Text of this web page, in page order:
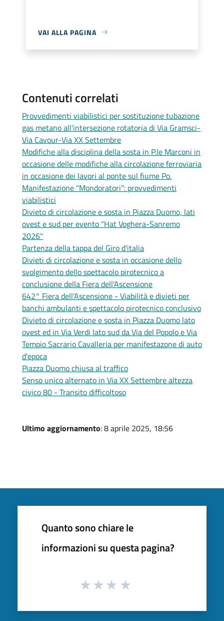
VAI ALLA PAGINA
Contenuti correlati
Provvedimenti viabilistici per sostituzione tubazione
gas metano all'intersezione rotatoria di Via Gramsci-
Via Cavour-Via XX Settembre
Modifiche alla disciplina della sosta in P.le Marconi in
occasione delle modifiche alla circolazione ferroviaria
in occasione dei lavori al ponte sul fiume Po.
Manifestazione "Mondoratori": provvedimenti
viabilistici
Divieto di circolazione e sosta in Piazza Duomo, lati
ovest e sud per evento "Hat Voghera-Sanremo
2026"
Partenza della tappa del Giro d'italia
Divieti di circolazione e sosta in occasione dello
svolgimento dello spettacolo pirotecnico a
conclusione della Fiera dell'Ascensione
642° Fiera dell'Ascensione - Viabilità e divieti per
banchi ambulanti e spettacolo pirotecnico conclusivo
Divieto di circolazione e sosta in Piazza Duomo lato
ovest ed in Via Verdi lato sud da Via del Popolo e Via
Tempio Sacrario Cavalleria per manifestazone di auto
d'epoca
Piazza Duomo chiusa al traffico
Senso unico alternato in Via XX Settembre altezza
civico 80 - Transito difficoltoso
Ultimo aggiornamento: 8 aprile 2025, 18:56
Quanto sono chiare le
informazioni su questa pagina?